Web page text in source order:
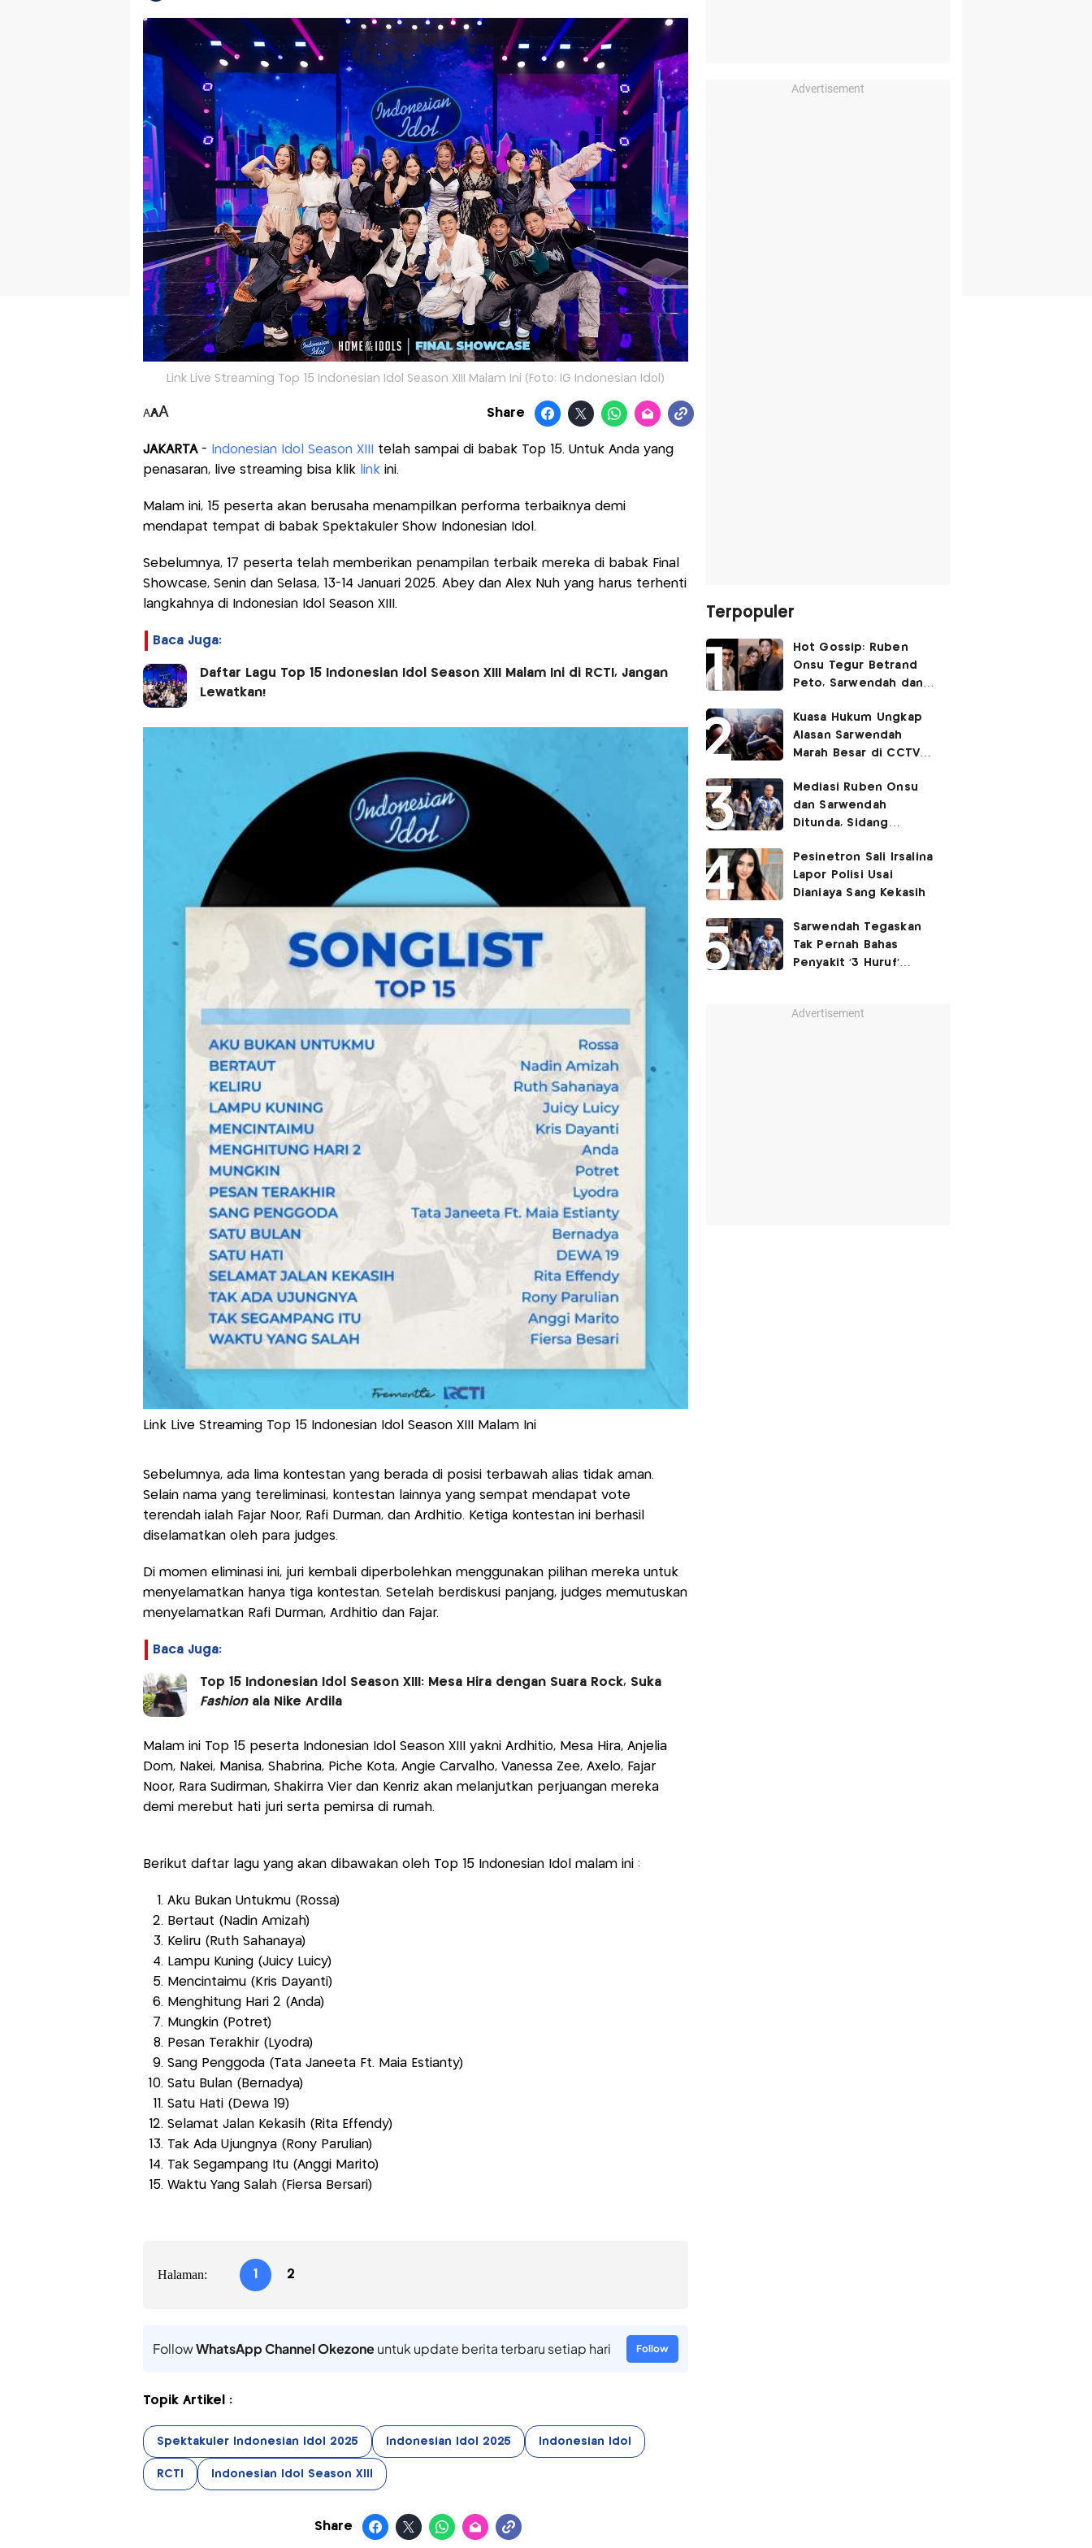
Link Live Streaming Top 15 Indonesian Idol Season XIII Malam Ini (Foto: IG Indonesian Idol)
AAA Share
JAKARTA - Indonesian Idol Season XIII
telah sampai di babak Top 15. Untuk Anda yang
penasaran, live streaming bisa klik link ini.
Malam ini, 15 peserta akan berusaha menampilkan performa terbaiknya demi
mendapat tempat di babak Spektakuler Show Indonesian Idol.
Sebelumnya, 17 peserta telah memberikan penampilan terbaik mereka di babak Final
Showcase, Senin dan Selasa, 13-14 Januari 2025. Abey dan Alex Nuh yang harus terhenti
langkahnya di Indonesian Idol Season XIII.
Baca Juga:
Daftar Lagu Top 15 Indonesian Idol Season XIII Malam Ini di RCTI, Jangan
Lewatkan!
Link Live Streaming Top 15 Indonesian Idol Season XIII Malam Ini
Sebelumnya, ada lima kontestan yang berada di posisi terbawah alias tidak aman.
Selain nama yang tereliminasi, kontestan lainnya yang sempat mendapat vote
terendah ialah Fajar Noor, Rafi Durman, dan Ardhitio. Ketiga kontestan ini berhasil
diselamatkan oleh para judges.
Di momen eliminasi ini, juri kembali diperbolehkan menggunakan pilihan mereka untuk
menyelamatkan hanya tiga kontestan. Setelah berdiskusi panjang, judges memutuskan
menyelamatkan Rafi Durman, Ardhitio dan Fajar.
Baca Juga:
Top 15 Indonesian Idol Season XIII: Mesa Hira dengan Suara Rock, Suka
Fashionala Nike Ardila
Malam ini Top 15 peserta Indonesian Idol Season XIII yakni Ardhitio, Mesa Hira, Anjelia
Dom, Nakei, Manisa, Shabrina, Piche Kota, Angie Carvalho, Vanessa Zee, Axelo, Fajar
Noor, Rara Sudirman, Shakirra Vier dan Kenriz akan melanjutkan perjuangan mereka
demi merebut hati juri serta pemirsa di rumah.
Berikut daftar lagu yang akan dibawakan oleh Top 15 Indonesian Idol malam ini :
Aku Bukan Untukmu (Rossa)
Bertaut (Nadin Amizah)
Keliru (Ruth Sahanaya)
Lampu Kuning (Juicy Luicy)
Mencintaimu (Kris Dayanti)
Menghitung Hari 2 (Anda)
Mungkin (Potret)
Pesan Terakhir (Lyodra)
Sang Penggoda (Tata Janeeta Ft. Maia Estianty)
Satu Bulan (Bernadya)
Satu Hati (Dewa 19)
Selamat Jalan Kekasih (Rita Effendy)
Tak Ada Ujungnya (Rony Parulian)
Tak Segampang Itu (Anggi Marito)
Waktu Yang Salah (Fiersa Bersari)
Halaman: 1 2
FollowWhatsApp Channel Okezoneuntuk update berita terbaru setiap hari Follow
Topik Artikel :
Spektakuler Indonesian Idol 2025 Indonesian Idol 2025 Indonesian Idol
RCTI Indonesian Idol Season XIII
Share
Advertisement
Terpopuler
Hot Gossip: Ruben
Onsu Tegur Betrand
Peto, Sarwendah dan
Kemesraan
Kuasa Hukum Ungkap
Alasan Sarwendah
Marah Besar di CCTV
Kecewa Mendalam
Mediasi Ruben Onsu
dan Sarwendah
Ditunda, Sidang
Pesinetron Sali Irsalina
Lapor Polisi Usai
Dianiaya Sang Kekasih
Sarwendah Tegaskan
Tak Pernah Bahas
Penyakit '3 Huruf'
Advertisement